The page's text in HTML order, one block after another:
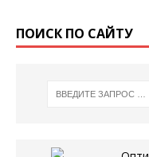
ПОИСК ПО САЙТУ